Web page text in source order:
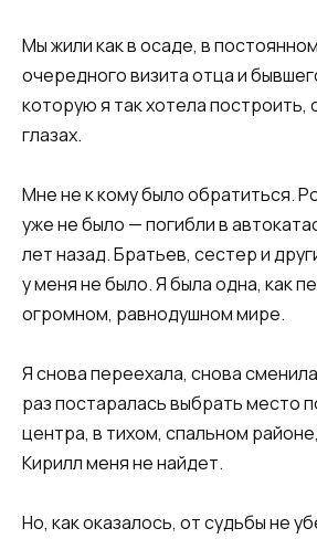
Мы жили как в осаде, в
очередного визита отца и
которую я так хотела построить,
глазах.​​
​​Мне не к кому было обратиться.
уже не было — погибли в
лет назад. Братьев, сестер и
у меня не было. Я была одна, как
огромном, равнодушном мире.​​
​​Я снова переехала, снова
раз постаралась выбрать место
центра, в тихом, спальном
Кирилл меня не найдет.
Но, как оказалось, от судьбы не